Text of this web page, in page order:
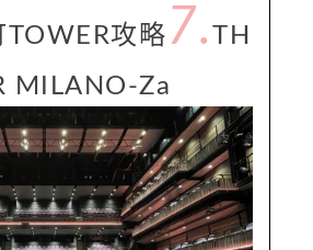
TOWER攻略 7.TH
MILANO-Za